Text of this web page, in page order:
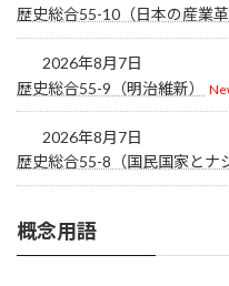
歴史総合55-10（日本の産業革
2026年8月7日
歴史総合55-9（明治維新）
2026年8月7日
歴史総合55-8（国民国家とナ
概念用語